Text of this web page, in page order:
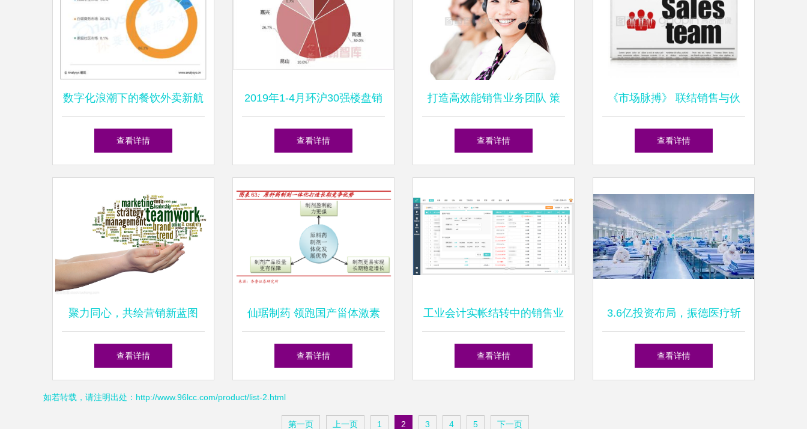
数字化浪潮下的餐饮外卖新航
向 2018年第四季度市场洞察
查看详情
2019年1-4月环沪30强楼盘销
售业绩榜深度解读
查看详情
打造高效能销售业务团队 策
略、挑战与成长之路
查看详情
《市场脉搏》 联结销售与伙
伴，驱动业绩增长的营销内刊
查看详情
聚力同心，共绘营销新蓝图
——市场营销与销售业务团队
查看详情
仙琚制药 领跑国产甾体激素
药物市场的销售先行者
查看详情
工业会计实帐结转中的销售业
务处理流程与要点
查看详情
3.6亿投资布局，振德医疗斩
获许昌11万平米产业基地，防
查看详情
如若转载，请注明出处：http://www.96lcc.com/product/list-2.html
第一页 上一页 1 2 3 4 5 下一页